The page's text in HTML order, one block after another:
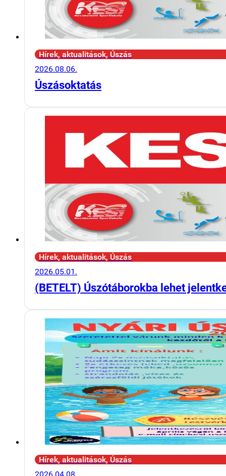
Hírek, aktualitások, Úszás
2026.08.06.
Úszásoktatás
Hírek, aktualitások, Úszás
2026.05.01.
(BETELT) Úszótáborokba lehet
Hírek, aktualitások, Úszás